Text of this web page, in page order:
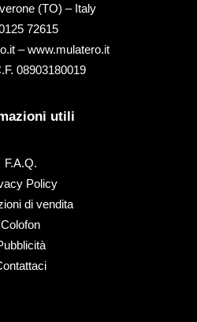
(TO) – Italy
72615‬
–www.mulatero.it
08903180019
utili
F.A.Q.
Policy
di vendita
Colofon